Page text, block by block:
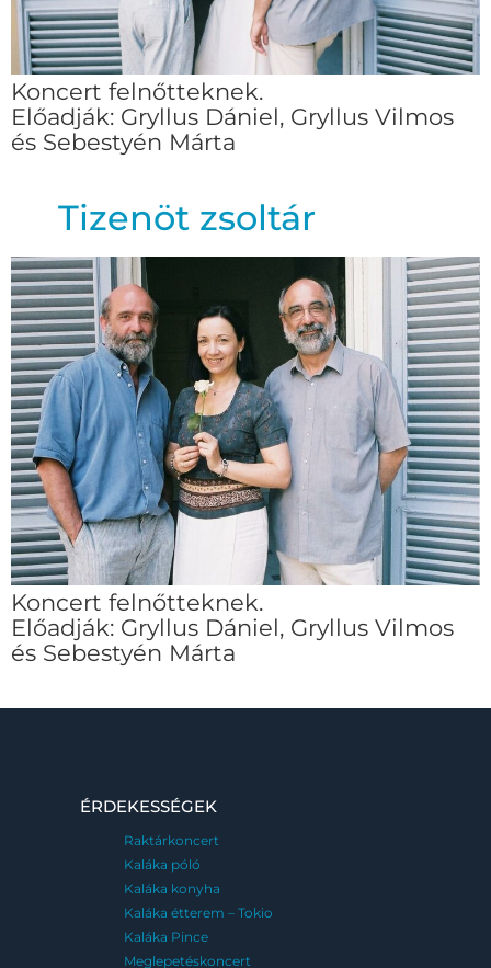
Koncert felnőtteknek.
Előadják: Gryllus Dániel, Gryllus Vilmos
és Sebestyén Márta
Tizenöt zsoltár
Koncert felnőtteknek.
Előadják: Gryllus Dániel, Gryllus Vilmos
és Sebestyén Márta
ÉRDEKESSÉGEK
Raktárkoncert
Kaláka póló
Kaláka konyha
Kaláka étterem – Tokio
Kaláka Pince
Meglepetéskoncert